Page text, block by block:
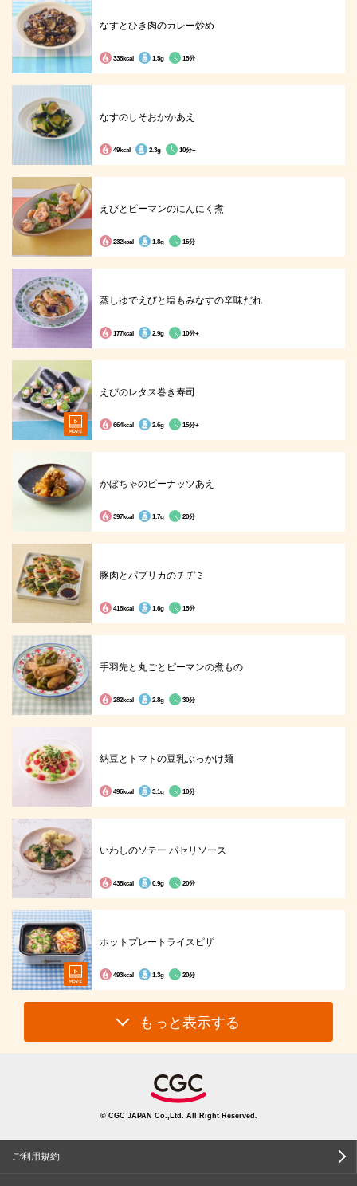
なすとひき肉のカレー炒め
338kcal 1.5g 15分
なすのしそおかかあえ
49kcal 2.3g 10分+
えびとピーマンのにんにく煮
232kcal 1.8g 15分
蒸しゆでえびと塩もみなすの辛味だれ
177kcal 2.9g 10分+
えびのレタス巻き寿司
664kcal 2.6g 15分+
かぼちゃのピーナッツあえ
397kcal 1.7g 20分
豚肉とパプリカのチヂミ
418kcal 1.6g 15分
手羽先と丸ごとピーマンの煮もの
282kcal 2.8g 30分
納豆とトマトの豆乳ぶっかけ麺
496kcal 3.1g 10分
いわしのソテー パセリソース
438kcal 0.9g 20分
ホットプレートライスピザ
493kcal 1.3g 20分
もっと表示する
© CGC JAPAN Co.,Ltd. All Right Reserved.
ご利用規約